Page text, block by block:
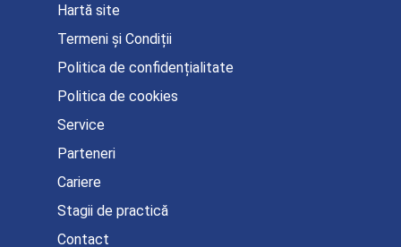
Hartă site
Termeni și Condiții
Politica de confidențialitate
Politica de cookies
Service
Parteneri
Cariere
Stagii de practică
Contact